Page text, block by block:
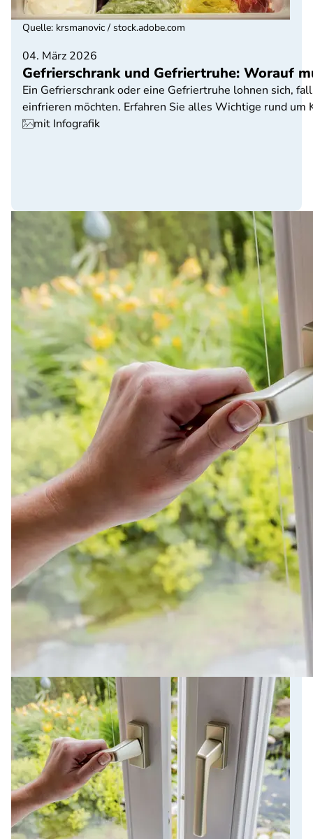
04. März 2026
Gefrierschrank und Gefriertruhe: Worauf
Ein Gefrierschrank oder eine Gefriertruhe lohnen sich,
einfrieren möchten. Erfahren Sie alles Wichtige rund um
mit Infografik
Quelle: krsmanovic / stock.adobe.com